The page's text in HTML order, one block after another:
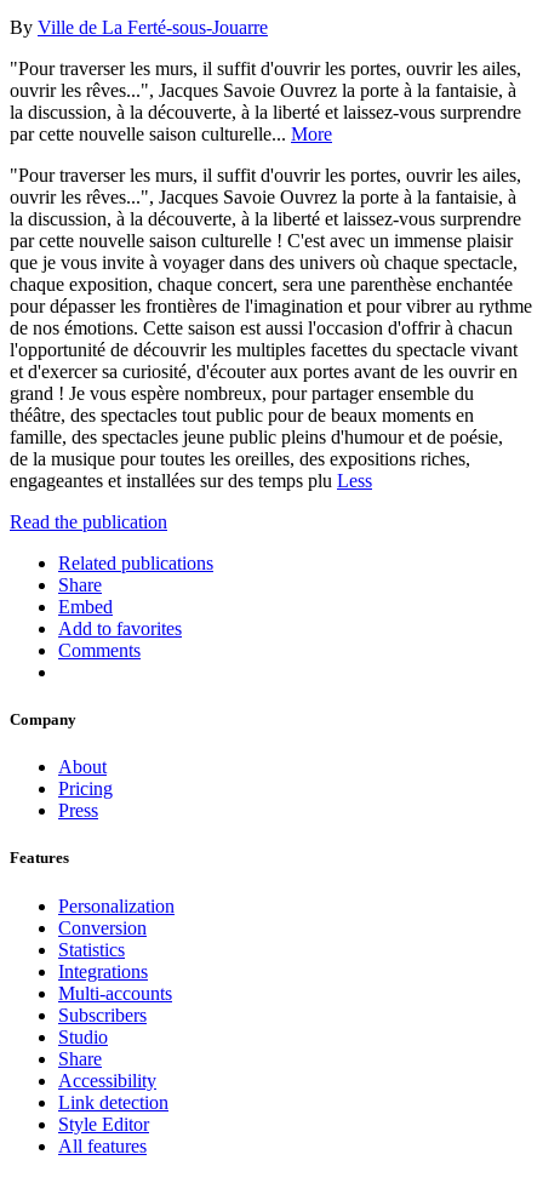
By Ville de La Ferté-sous-Jouarre
"Pour traverser les murs, il suffit d'ouvrir les portes, ouvrir les ailes,
ouvrir les rêves...", Jacques Savoie Ouvrez la porte à la fantaisie, à
la discussion, à la découverte, à la liberté et laissez-vous surprendre
par cette nouvelle saison culturelle... More
"Pour traverser les murs, il suffit d'ouvrir les portes, ouvrir les ailes,
ouvrir les rêves...", Jacques Savoie Ouvrez la porte à la fantaisie, à
la discussion, à la découverte, à la liberté et laissez-vous surprendre
par cette nouvelle saison culturelle ! C'est avec un immense plaisir
que je vous invite à voyager dans des univers où chaque spectacle,
chaque exposition, chaque concert, sera une parenthèse enchantée
pour dépasser les frontières de l'imagination et pour vibrer au rythme
de nos émotions. Cette saison est aussi l'occasion d'offrir à chacun
l'opportunité de découvrir les multiples facettes du spectacle vivant
et d'exercer sa curiosité, d'écouter aux portes avant de les ouvrir en
grand ! Je vous espère nombreux, pour partager ensemble du
théâtre, des spectacles tout public pour de beaux moments en
famille, des spectacles jeune public pleins d'humour et de poésie,
de la musique pour toutes les oreilles, des expositions riches,
engageantes et installées sur des temps plu Less
Read the publication
Related publications
Share
Embed
Add to favorites
Comments
Company
About
Pricing
Press
Features
Personalization
Conversion
Statistics
Integrations
Multi-accounts
Subscribers
Studio
Share
Accessibility
Link detection
Style Editor
All features